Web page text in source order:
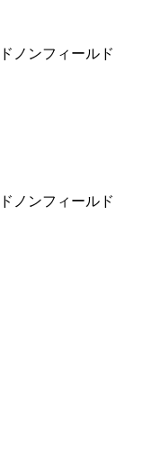
ノンフィールド
ノンフィールド